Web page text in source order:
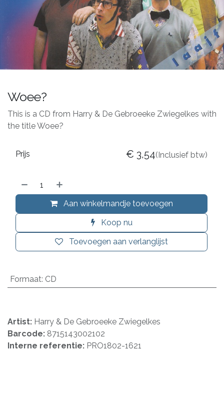
Woee?
This is a CD from Harry & De Gebroeeke Zwiegelkes with
the title Woee?
Aan winkelmandje toevoegen
Koop nu
Toevoegen aan verlanglijst
Prijs € 3,54(Inclusief btw)
Formaat: CD
Artist: Harry & De Gebroeeke Zwiegelkes
Barcode: 8715143002102
Interne referentie: PRO1802-1621